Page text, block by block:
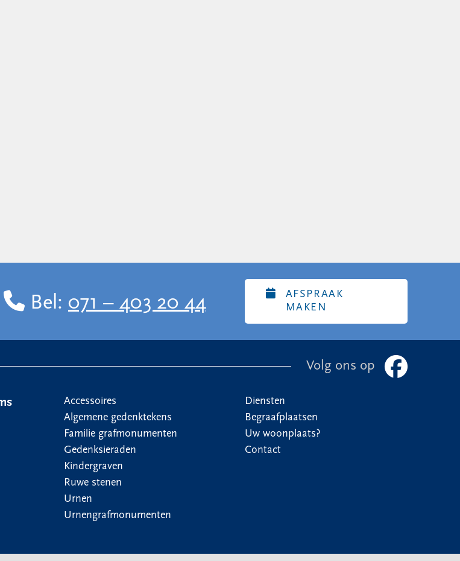
Bel: 071 – 403 20 44
AFSPRAAK
MAKEN
Volg ons op
Accessoires
Algemene gedenktekens
Familie grafmonumenten
Gedenksieraden
Kindergraven
Ruwe stenen
Urnen
Urnengrafmonumenten
Diensten
Begraafplaatsen
Uw woonplaats?
Contact